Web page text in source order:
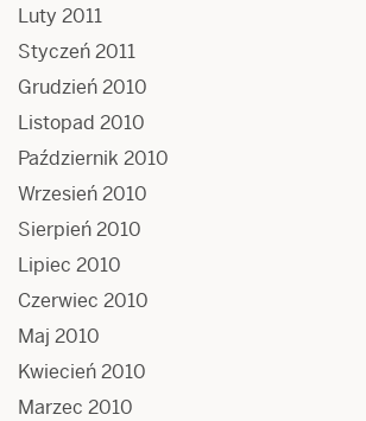
Luty 2011
Styczeń 2011
Grudzień 2010
Listopad 2010
Październik 2010
Wrzesień 2010
Sierpień 2010
Lipiec 2010
Czerwiec 2010
Maj 2010
Kwiecień 2010
Marzec 2010